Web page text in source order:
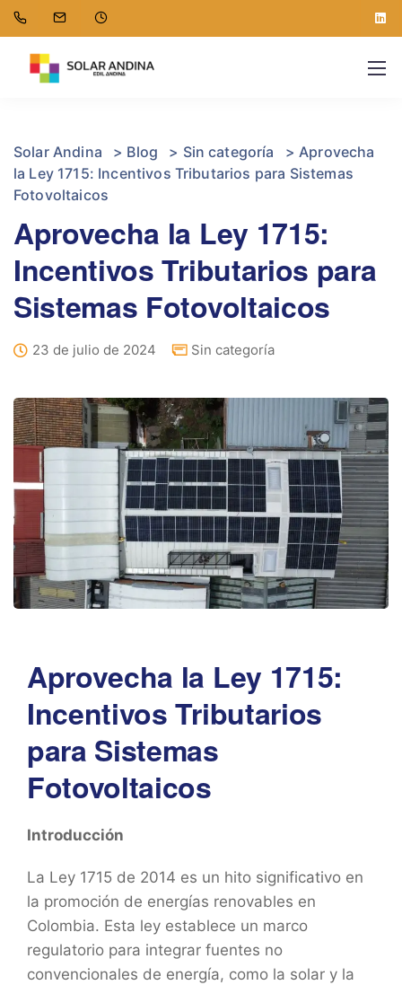
Solar Andina > Blog > Sin categoría >Aprovecha
la Ley 1715: Incentivos Tributarios para Sistemas
Fotovoltaicos
Aprovecha la Ley 1715:
Incentivos Tributarios para
Sistemas Fotovoltaicos
23 de julio de 2024 Sin categoría
Aprovecha la Ley 1715:
Incentivos Tributarios
para Sistemas
Fotovoltaicos
Introducción
La Ley 1715 de 2014 es un hito significativo en
la promoción de energías renovables en
Colombia. Esta ley establece un marco
regulatorio para integrar fuentes no
convencionales de energía, como la solar y la